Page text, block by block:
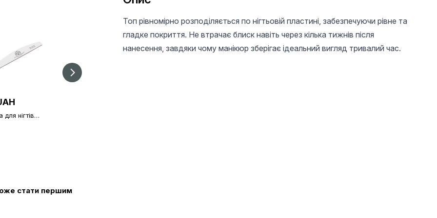
для нігтів
Топ рівномірно розподіляється по нігтьовій пластині, забезпечуючи рівне та
гладке покриття. Не втрачає блиск навіть через кілька тижнів після
нанесення, завдяки чому манікюр зберігає ідеальний вигляд тривалий час.
стати першим